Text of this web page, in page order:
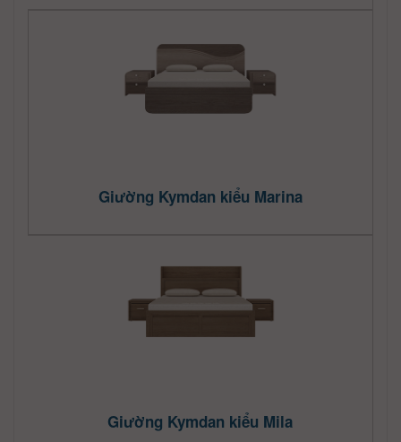
Giường Kymdan kiểu Marina
Giường Kymdan kiểu Mila